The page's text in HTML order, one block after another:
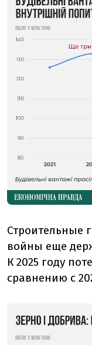
Строительные
войны еще
К 2025 году
сравнению с